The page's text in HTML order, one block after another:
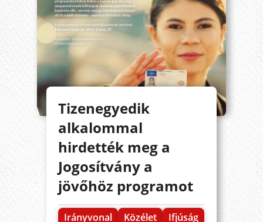
Tizenegyedik
alkalommal
hirdették meg a
Jogosítvány a
jövőhöz programot
Irányvonal Közélet Ifjúság